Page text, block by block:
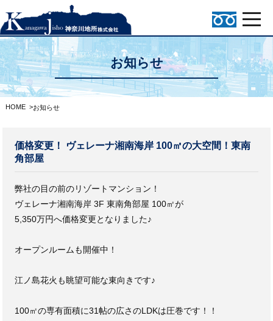
お知らせ
HOME>お知らせ
価格変更！ ヴェレーナ湘南海岸 100㎡の大空間！東南
角部屋
弊社の目の前のリゾートマンション！
ヴェレーナ湘南海岸 3F 東南角部屋 100㎡が
5,350万円へ価格変更となりました♪
オープンルームも開催中！
江ノ島花火も眺望可能な東向きです♪
100㎡の専有面積に31帖の広さのLDKは圧巻です！！